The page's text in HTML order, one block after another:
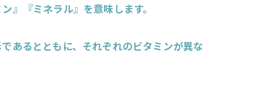
』『ミネラル』を意味します。
あるとともに、それぞれのビタミンが異な